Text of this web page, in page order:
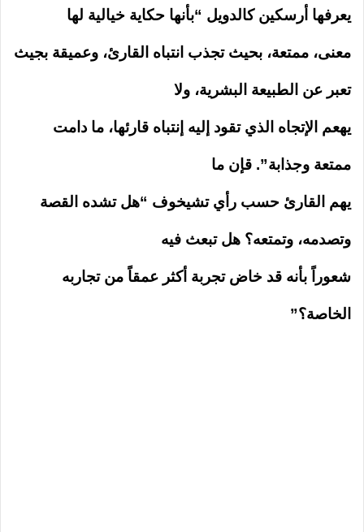
يعرفها أرسكين كالدويل “بأنها حكاية خيالية لها
معنى، ممتعة، بحيث تجذب انتباه القارئ، وعميقة بجيث
تعبر عن الطبيعة البشرية، ولا
يهعم الإتجاه الذي تقود إليه إنتباه قارئها، ما دامت
ممتعة وجذابة”. قإن ما
يهم القارئ حسب رأي تشيخوف “هل تشده القصة
وتصدمه، وتمتعه؟ هل تبعث فيه
شعوراً بأنه قد خاض تجربة أكثر عمقاً من تجاربه
الخاصة؟”